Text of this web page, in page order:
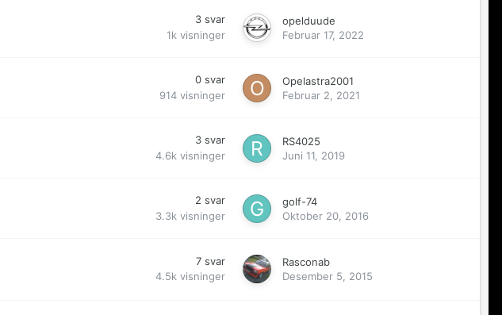
3 svar
1k visninger
opelduude
Februar 17, 2022
0 svar
914 visninger
Opelastra2001
Februar 2, 2021
3 svar
4.6k visninger
RS4025
Juni 11, 2019
2 svar
3.3k visninger
golf-74
Oktober 20, 2016
7 svar
4.5k visninger
Rasconab
Desember 5, 2015